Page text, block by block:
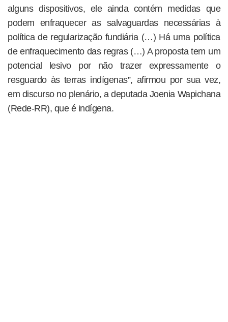
alguns dispositivos, ele ainda contém medidas que
podem enfraquecer as salvaguardas necessárias à
política de regularização fundiária (…) Há uma política
de enfraquecimento das regras (…) A proposta tem um
potencial lesivo por não trazer expressamente o
resguardo às terras indígenas”, afirmou por sua vez,
em discurso no plenário, a deputada Joenia Wapichana
(Rede-RR), que é indígena.